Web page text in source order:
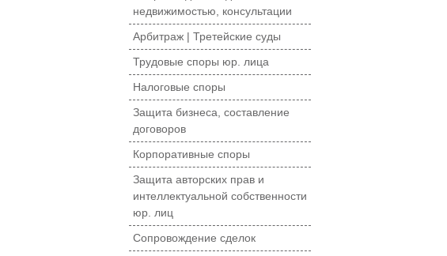
недвижимостью, консультации
Арбитраж | Третейские суды
Трудовые споры юр. лица
Налоговые споры
Защита бизнеса, составление
договоров
Корпоративные споры
Защита авторских прав и
интеллектуальной собственности
юр. лиц
Сопровождение сделок